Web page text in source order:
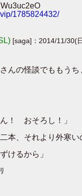
1785824432/
[saga]：2014/11/30(
の怪談でももう
！ おそろし！」
本、それより外寒い
けるから」